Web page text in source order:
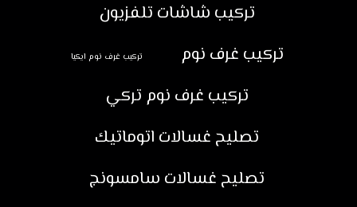
تركيب شاشات تلفزيون
تركيب غرف نوم
تركيب غرف نوم ايكيا
تركيب غرف نوم تركي
تصليح غسالات اتوماتيك
تصليح غسالات سامسونج